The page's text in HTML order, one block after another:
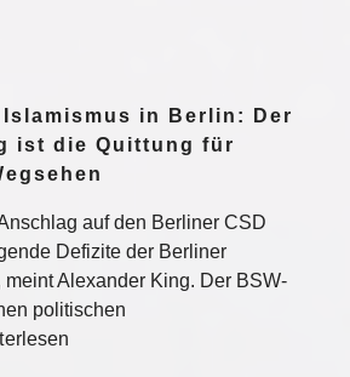
in Berlin: Der
ist die Quittung für
auf den Berliner CSD
Defizite der Berliner
meint Alexander King. Der BSW-
politischen